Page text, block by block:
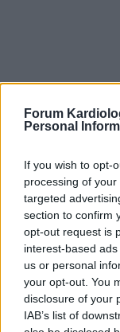
Forum
Personal
If you wish to opt-
processing of
targeted
section to confirm
opt-out request is
interest-based
us or personal
your opt-out. You
disclosure of your
IAB’s list of